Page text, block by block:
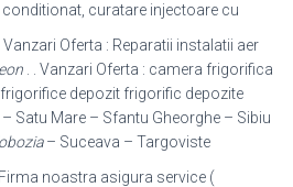
conditionat, curatare injectoare cu
Oferta : Reparatii instalatii aer
. . Vanzari Oferta : camera frigorifica
depozit frigorific depozite
Satu Mare – Sfantu Gheorghe – Sibiu
– Suceava – Targoviste
noastra asigura service (